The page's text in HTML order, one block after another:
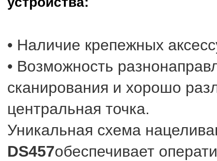
• Наличие крепежных
• Возможность
сканирования и хорошо
центральная точка.
Уникальная схема
DS457обеспечивает